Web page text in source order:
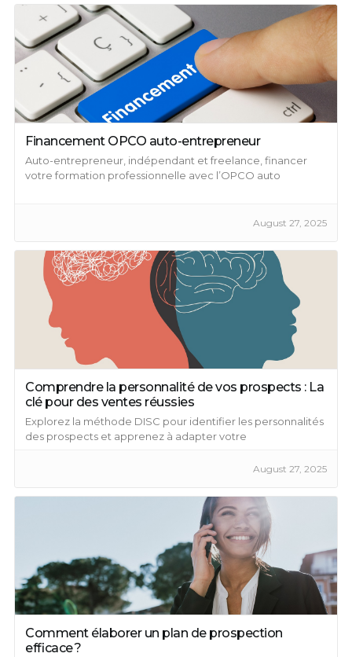
Financement OPCO auto-entrepreneur
Auto-entrepreneur, indépendant et freelance, financer
votre formation professionnelle avec l’OPCO auto
August 27, 2025
Comprendre la personnalité de vos prospects : La
clé pour des ventes réussies
Explorez la méthode DISC pour identifier les personnalités
des prospects et apprenez à adapter votre
August 27, 2025
Comment élaborer un plan de prospection
efficace ?